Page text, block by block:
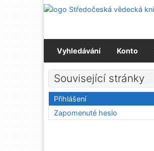
Přejít na obsah
Přejít na menu
Vyhledávání Konto
Související stránky
Přihlášení
Zapomenuté heslo